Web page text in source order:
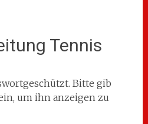
Tennis
Bitte gib
um ihn anzeigen zu